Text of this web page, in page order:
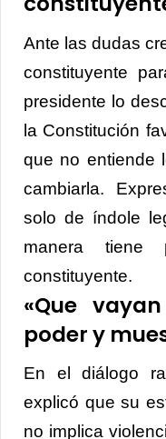
Ante las dudas
constituyente
presidente lo
la Constitución
que no entiende
cambiarla.
solo de índole
manera tiene
constituyente.
«Que
poder y
En el diálogo
explicó que su
no implica